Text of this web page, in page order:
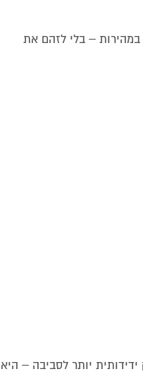
– בלי לזהם את
יותר לסביבה – היא